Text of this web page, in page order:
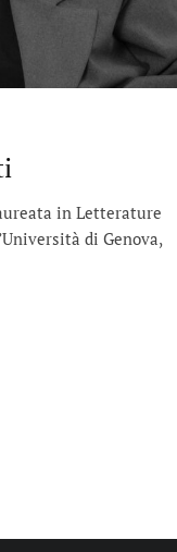
in Letterature
di Genova,